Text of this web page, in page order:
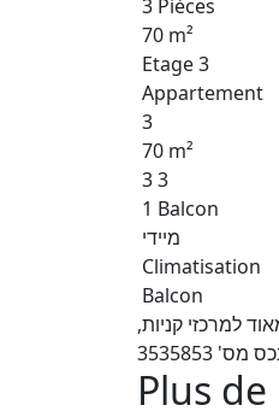
3 Pièces
70 m²
Etage 3
Appartement
3
70 m²
3 3
1 Balcon
מיידי
Climatisation
Balcon
למרכזי קניות,
3535853
Plus